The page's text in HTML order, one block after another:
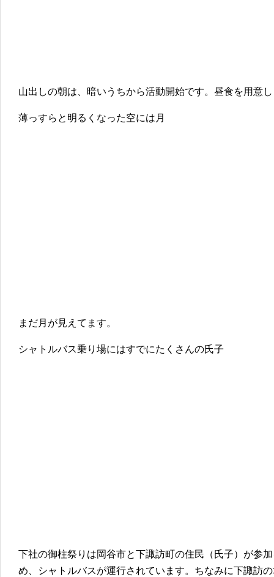
山出しの朝は、暗いうちから活動開始です。昼食を用意
薄っすらと明るくなった空には月
まだ月が見えてます。
シャトルバス乗り場にはすでにたくさんの氏子
下社の御柱祭りは岡谷市と下諏訪町の住民（氏子）が参
め、シャトルバスが運行されています。ちなみに下諏訪